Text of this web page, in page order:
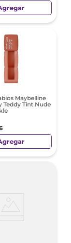
Maybelline
Teddy Tint Nude